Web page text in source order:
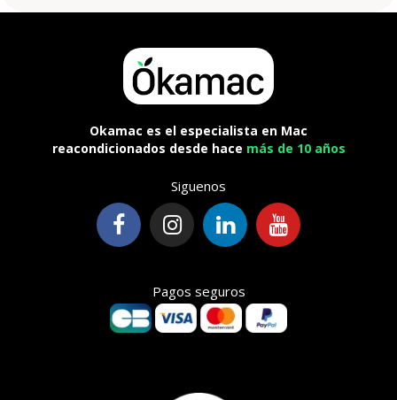
Okamac es el especialista en Mac
reacondicionados desde hace más de 10 años
Siguenos
Pagos seguros